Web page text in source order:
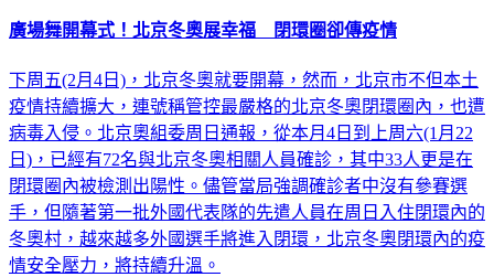
廣場舞開幕式！北京冬奧展幸福 閉環圈卻傳疫情
下周五(2月4日)，北京冬奧就要開幕，然而，北京市不但本土
疫情持續擴大，連號稱管控最嚴格的北京冬奧閉環圈內，也遭
病毒入侵。北京奧組委周日通報，從本月4日到上周六(1月22
日)，已經有72名與北京冬奧相關人員確診，其中33人更是在
閉環圈內被檢測出陽性。儘管當局強調確診者中沒有參賽選
手，但隨著第一批外國代表隊的先遣人員在周日入住閉環內的
冬奧村，越來越多外國選手將進入閉環，北京冬奧閉環內的疫
情安全壓力，將持續升溫。